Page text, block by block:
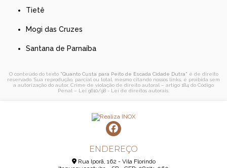
Tietê
Mogi das Cruzes
Santana de Parnaíba
O conteúdo do texto "Quanto Custa para Peito de Escada Cidade Dutra" é de direito
reservado. Sua reprodução, parcial ou total, mesmo citando nossos links, é proibida sem
a autorização do autor. Crime de violação de direito autoral – artigo 184 do Código
Penal – Lei 9610/98 - Lei de direitos autorais
ENDEREÇO
Rua Iporã, 162 - Vila Florindo